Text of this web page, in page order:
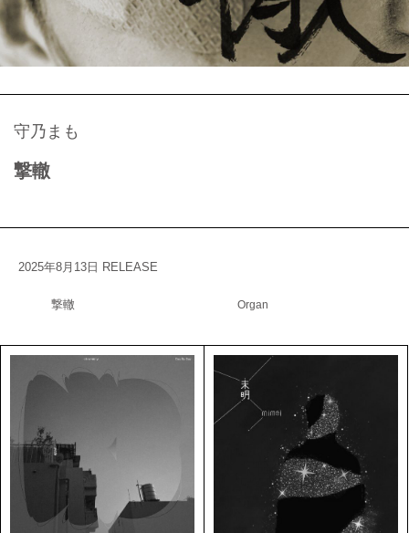
守乃まも
撃轍
2025年8月13日 RELEASE
撃轍 Organ